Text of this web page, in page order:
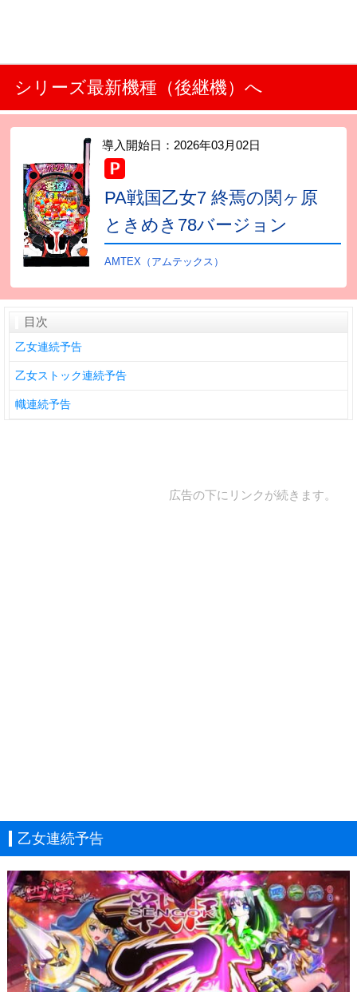
シリーズ最新機種（後継機）へ
導入開始日： 2026年03月02日
PA戦国乙女7 終焉の関ヶ原
ときめき78バージョン
AMTEX（アムテックス）
目次
乙女連続予告
乙女ストック連続予告
幟連続予告
広告の下にリンクが続きます。
乙女連続予告